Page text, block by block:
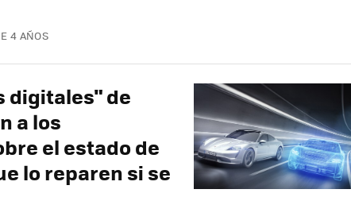
4 AÑOS
digitales" de
a los
el estado de
lo reparen si se